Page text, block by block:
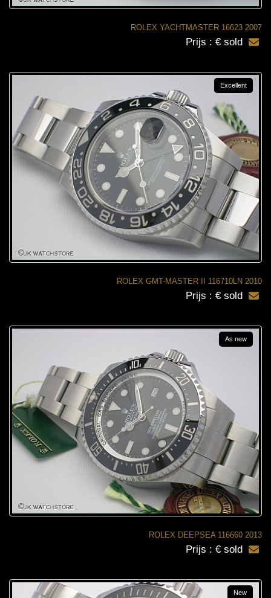
ROLEX YACHTMASTER 16623 2007
Prijs : € sold
ROLEX GMT-MASTER II 116710LN 2010
Excellent
Prijs : € sold
ROLEX DEEPSEA 116660 2013
As new
Prijs : € sold
New